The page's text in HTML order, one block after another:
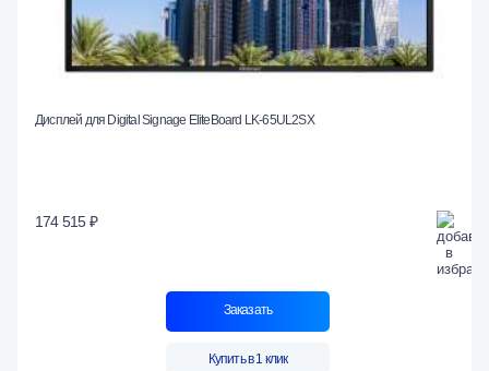
Дисплей для Digital Signage EliteBoard LK-65UL2SX
174 515 ₽
Заказать
Купить в 1 клик